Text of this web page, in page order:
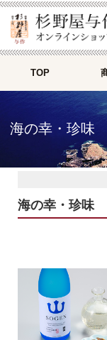
TOP
海の幸・珍味
海の幸・珍味